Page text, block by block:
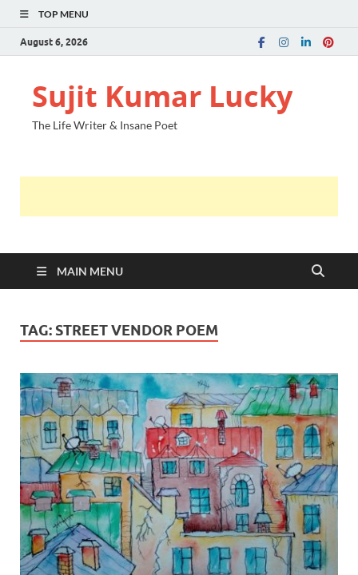
TOP MENU
August 6, 2026
Sujit Kumar Lucky
The Life Writer & Insane Poet
MAIN MENU
TAG: STREET VENDOR POEM